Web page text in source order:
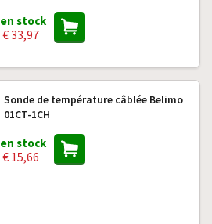
en stock
€ 33,97
Sonde de température câblée Belimo
01CT-1CH
en stock
€ 15,66